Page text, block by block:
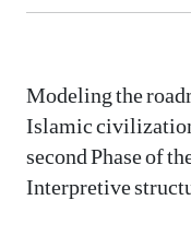
Modeling the
Islamic
second Phase of
Interpretive